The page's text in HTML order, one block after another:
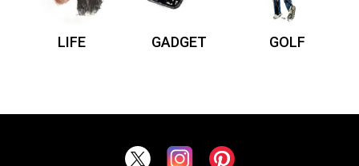
LIFE GADGET GOLF